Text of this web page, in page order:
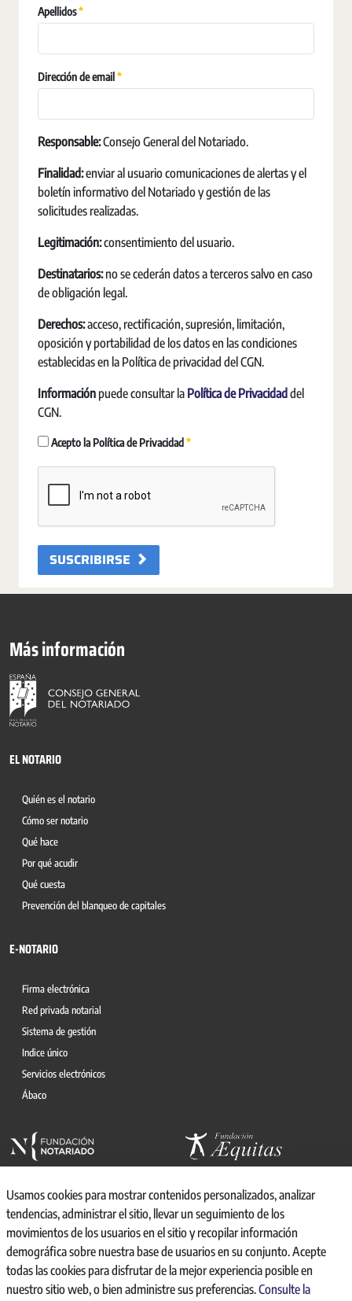
Apellidos Requerido
Dirección de email Requerido
Responsable:Consejo General del Notariado.
Finalidad:enviar al usuario comunicaciones de alertas y el
boletín informativo del Notariado y gestión de las
solicitudes realizadas.
Legitimación:consentimiento del usuario.
Destinatarios:no se cederán datos a terceros salvo en caso
de obligación legal.
Derechos:acceso, rectificación, supresión, limitación,
oposición y portabilidad de los datos en las condiciones
establecidas en la Política de privacidad del CGN.
Información puede consultar la Política de Privacidad del
CGN.
Acepto la Política de Privacidad Requerido
SUSCRIBIRSE
Más información
EL NOTARIO
Quién es el notario
Cómo ser notario
Qué hace
Por qué acudir
Qué cuesta
Prevención del blanqueo de capitales
E-NOTARIO
Firma electrónica
Red privada notarial
Sistema de gestión
Indice único
Servicios electrónicos
Ábaco
© 2026, CONSEJO GENERAL DEL NOTARIO
CANAL INTERNO DE INFORMACIÓN
REGISTRO DE ACTIVIDADES DE TRATAMIENTO
Usamos cookies para mostrar contenidos personalizados, analizar
tendencias, administrar el sitio, llevar un seguimiento de los
movimientos de los usuarios en el sitio y recopilar información
demográfica sobre nuestra base de usuarios en su conjunto. Acepte
todas las cookies para disfrutar de la mejor experiencia posible en
nuestro sitio web, o bien administre sus preferencias.Consulte la